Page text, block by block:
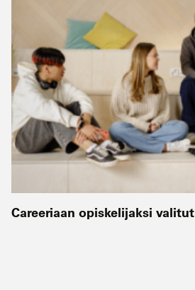
Careeriaan opiskelijaksi valitut